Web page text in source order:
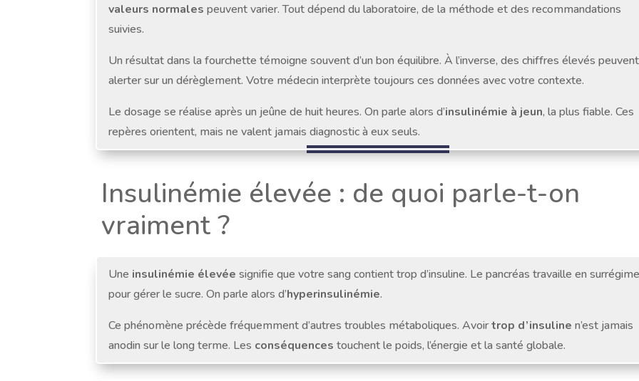
valeurs normales peuvent varier. Tout dépend du laboratoire, de la méthode et des recommandations
suivies.
Un résultat dans la fourchette témoigne souvent d’un bon équilibre. À l’inverse, des chiffres élevés peuvent
alerter sur un dérèglement. Votre médecin interprète toujours ces données avec votre contexte.
Le dosage se réalise après un jeûne de huit heures. On parle alors d’insulinémie à jeun, la plus fiable. Ces
repères orientent, mais ne valent jamais diagnostic à eux seuls.
Insulinémie élevée : de quoi parle-t-on
vraiment ?
Une insulinémie élevée signifie que votre sang contient trop d’insuline. Le pancréas travaille en surrégime
pour gérer le sucre. On parle alors d’hyperinsulinémie.
Ce phénomène précède fréquemment d’autres troubles métaboliques. Avoirtrop d’insuline n’est jamais
anodin sur le long terme. Les conséquences touchent le poids, l’énergie et la santé globale.